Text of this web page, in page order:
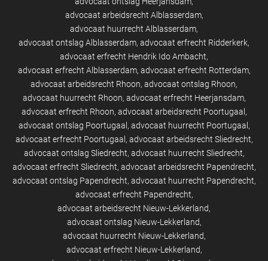
advocaat arbeidsrecht Alblasserdam
advocaat huurrecht Alblasserdam
advocaat ontslag Alblasserdam advocaat erfrecht Ridderkerk
advocaat erfrecht Hendrik Ido Ambacht
advocaat erfrecht Alblasserdam advocaat erfrecht Rotterdam
advocaat arbeidsrecht Rhoon advocaat ontslag Rhoon
advocaat huurrecht Rhoon advocaat erfrecht Heerjansdam
advocaat erfrecht Rhoon advocaat arbeidsrecht Poortugaal
advocaat ontslag Poortugaal
advocaat huurrecht Poortugaal
advocaat erfrecht Poortugaal
advocaat arbeidsrecht Sliedrecht
advocaat ontslag Sliedrecht advocaat huurrecht Sliedrecht
advocaat erfrecht Sliedrecht advocaat arbeidsrecht Papendrecht
advocaat ontslag Papendrecht advocaat huurrecht Papendrecht
advocaat erfrecht Papendrecht
advocaat arbeidsrecht Nieuw-Lekkerland
advocaat ontslag Nieuw-Lekkerland
advocaat huurrecht Nieuw-Lekkerland
advocaat erfrecht Nieuw-Lekkerland